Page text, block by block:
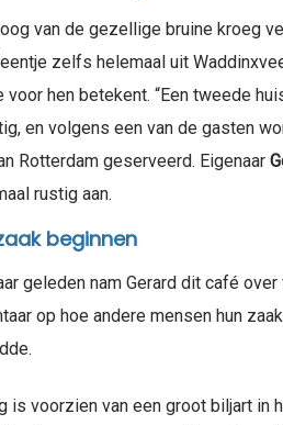
van de gezellige bruine kroeg
zelfs helemaal uit
voor hen betekent. “Een tweede
en volgens een van de gasten
Rotterdam geserveerd. Eigenaar
rustig aan.
beginnen
geleden nam Gerard dit café
op hoe andere mensen hun
is voorzien van een groot biljart in